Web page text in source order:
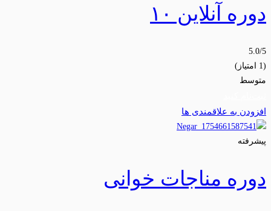
دوره آنلاین ۱۰
5.0/5
(1 امتیاز)
متوسط
افزودن به علاقمندی ها
پیشرفته
دوره مناجات خوانی